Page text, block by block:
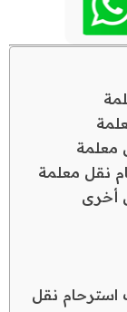
معلمة
نقل معلمة
أخرى
استرحام نقل